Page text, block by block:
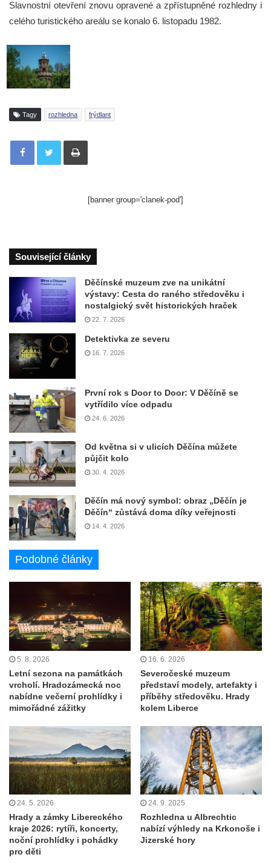
Slavnostní otevření znovu opravené a zpřístupněné rozhledny i
celého turistického areálu se konalo 6. listopadu 1982.
Tagy rozhledna frýdlant
Tisknout
[banner group='clanek-pod']
Související články
Děčínské muzeum zve na unikátní
výstavy: Cesta do raného středověku i
nostalgický svět historických hraček
22. 7. 2026
Detektivka ze severu
16. 7. 2026
První rok s Door to Door: V Děčíně se
vytřídilo více odpadu
24. 6. 2026
Od května si v ulicích Děčína můžete
půjčit kolo
30. 4. 2026
Děčín má nový symbol: obraz „Děčín je
Děčín“ zůstává doma díky veřejnosti
14. 4. 2026
Podobné články
5. 8. 2026
Letní sezona na památkách
vrcholí. Hradozámecká noc
nabídne večerní prohlídky i
mimořádné zážitky
16. 6. 2026
Severočeské muzeum
představí modely, artefakty i
příběhy středověku. Hrady
kolem Liberce
24. 5. 2026
Hrady a zámky Libereckého
kraje 2026: rytíři, koncerty,
noční prohlídky i pohádky
pro děti
24. 9. 2025
Rozhledna u Albrechtic
nabízí výhledy na Krkonoše i
Jizerské hory